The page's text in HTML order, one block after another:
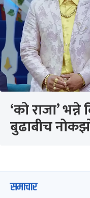
‘को राजा’
बुढाबीच
समाचार